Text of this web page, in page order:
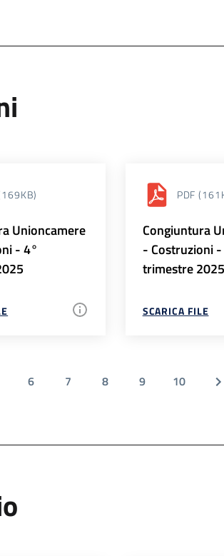
Unioncamere
- 4°
PDF
Congiuntura
- Costruzioni -
trimestre 2025
SCARICA FILE
6 7 8 9 10